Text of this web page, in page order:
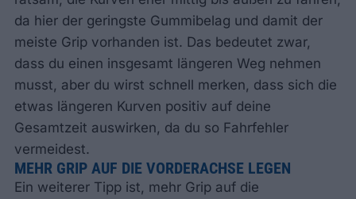
da hier der geringste Gummibelag und damit der
meiste Grip vorhanden ist. Das bedeutet zwar,
dass du einen insgesamt längeren Weg nehmen
musst, aber du wirst schnell merken, dass sich die
etwas längeren Kurven positiv auf deine
Gesamtzeit auswirken, da du so Fahrfehler
vermeidest.
MEHR GRIP AUF DIE VORDERACHSE LEGEN
Ein weiterer Tipp ist, mehr Grip auf die